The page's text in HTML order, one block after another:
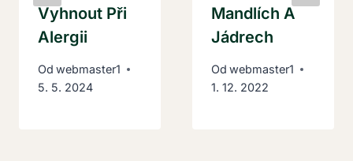
Vyhnout Při
Alergii
Od webmaster1
5. 5. 2024
Mandlích A
Jádrech
Od webmaster1
1. 12. 2022